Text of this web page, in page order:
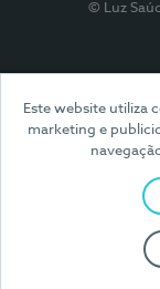
Este website utiliza
marketing e
© Luz